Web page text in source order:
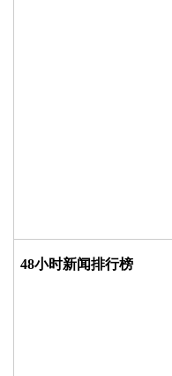
48小时新闻排行榜